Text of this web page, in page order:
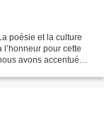
poésie et la culture
pour cette
avons accentué